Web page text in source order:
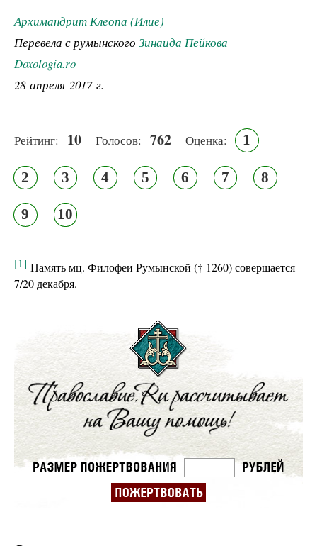
Архимандрит Клеопа (Илие)
Перевела с румынского Зинаида Пейкова
Doxologia.ro
28 апреля 2017 г.
Рейтинг: 10 Голосов: 762 Оценка: 1
2 3 4 5 6 7 8
9 10
[1] Память мц. Филофеи Румынской († 1260) совершается
7/20 декабря.